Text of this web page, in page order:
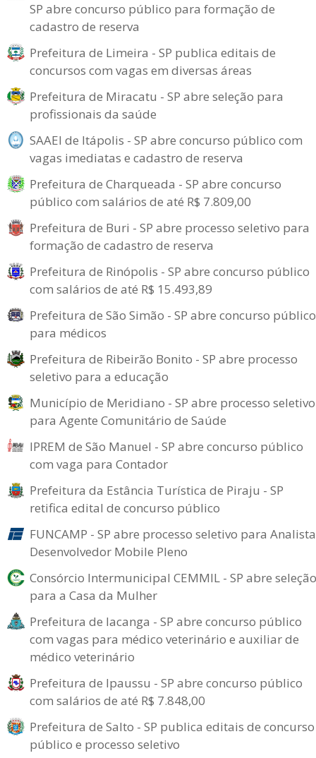
SP abre concurso público para formação de
cadastro de reserva
Prefeitura de Limeira - SP publica editais de
concursos com vagas em diversas áreas
Prefeitura de Miracatu - SP abre seleção para
profissionais da saúde
SAAEI de Itápolis - SP abre concurso público com
vagas imediatas e cadastro de reserva
Prefeitura de Charqueada - SP abre concurso
público com salários de até R$ 7.809,00
Prefeitura de Buri - SP abre processo seletivo para
formação de cadastro de reserva
Prefeitura de Rinópolis - SP abre concurso público
com salários de até R$ 15.493,89
Prefeitura de São Simão - SP abre concurso público
para médicos
Prefeitura de Ribeirão Bonito - SP abre processo
seletivo para a educação
Município de Meridiano - SP abre processo seletivo
para Agente Comunitário de Saúde
IPREM de São Manuel - SP abre concurso público
com vaga para Contador
Prefeitura da Estância Turística de Piraju - SP
retifica edital de concurso público
FUNCAMP - SP abre processo seletivo para Analista
Desenvolvedor Mobile Pleno
Consórcio Intermunicipal CEMMIL - SP abre seleção
para a Casa da Mulher
Prefeitura de Iacanga - SP abre concurso público
com vagas para médico veterinário e auxiliar de
médico veterinário
Prefeitura de Ipaussu - SP abre concurso público
com salários de até R$ 7.848,00
Prefeitura de Salto - SP publica editais de concurso
público e processo seletivo